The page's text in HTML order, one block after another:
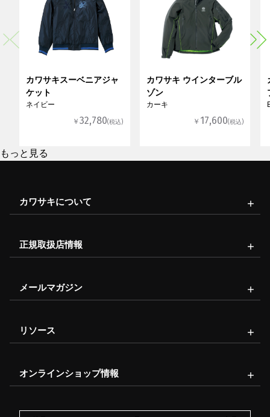
カワサキスーベニアジャ
ケット
ネイビー
￥32,780(税込)
カワサキ ウインターブル
ゾン
カーキ
￥ 17,600(税込)
もっと見る
カワサキについて
正規取扱店情報
メールマガジン
リソース
オンラインショップ情報